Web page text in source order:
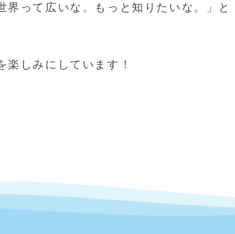
って広いな。もっと知りたいな。」と
しみにしています！